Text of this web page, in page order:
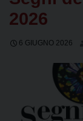
2026
6 GIUGNO 2026